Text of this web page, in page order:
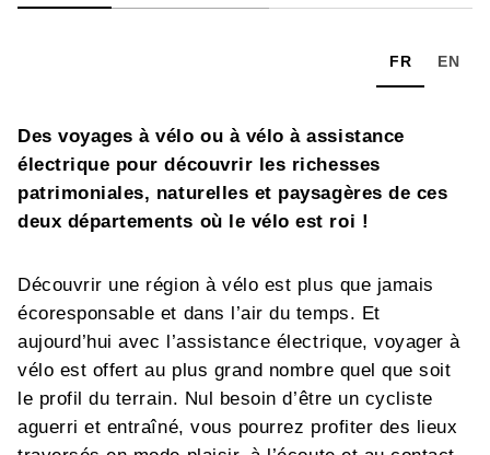
FR EN
Des voyages à vélo ou à vélo à assistance
électrique pour découvrir les richesses
patrimoniales, naturelles et paysagères de ces
deux départements où le vélo est roi !
Découvrir une région à vélo est plus que jamais
écoresponsable et dans l’air du temps. Et
aujourd’hui avec l’assistance électrique, voyager à
vélo est offert au plus grand nombre quel que soit
le profil du terrain. Nul besoin d’être un cycliste
aguerri et entraîné, vous pourrez profiter des lieux